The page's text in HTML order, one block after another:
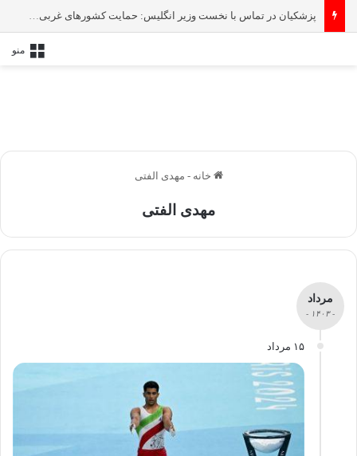
پزشکیان در تماس با نخست‌ وزیر انگلیس: حمایت کشور‌های غربی از رژیم صهیونیستی امنیت منطقه و جهان را به خطر انداخته است
منو
خانه - مهدی الفتی
مهدی الفتی
مرداد
- ۱۴۰۳ -
۱۵ مرداد